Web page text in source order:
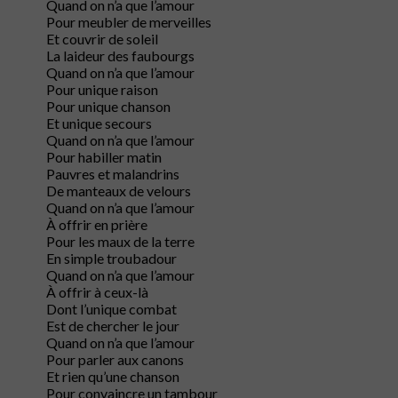
Quand on n’a que l’amour
Pour meubler de merveilles
Et couvrir de soleil
La laideur des faubourgs
Quand on n’a que l’amour
Pour unique raison
Pour unique chanson
Et unique secours
Quand on n’a que l’amour
Pour habiller matin
Pauvres et malandrins
De manteaux de velours
Quand on n’a que l’amour
À offrir en prière
Pour les maux de la terre
En simple troubadour
Quand on n’a que l’amour
À offrir à ceux-là
Dont l’unique combat
Est de chercher le jour
Quand on n’a que l’amour
Pour parler aux canons
Et rien qu’une chanson
Pour convaincre un tambour